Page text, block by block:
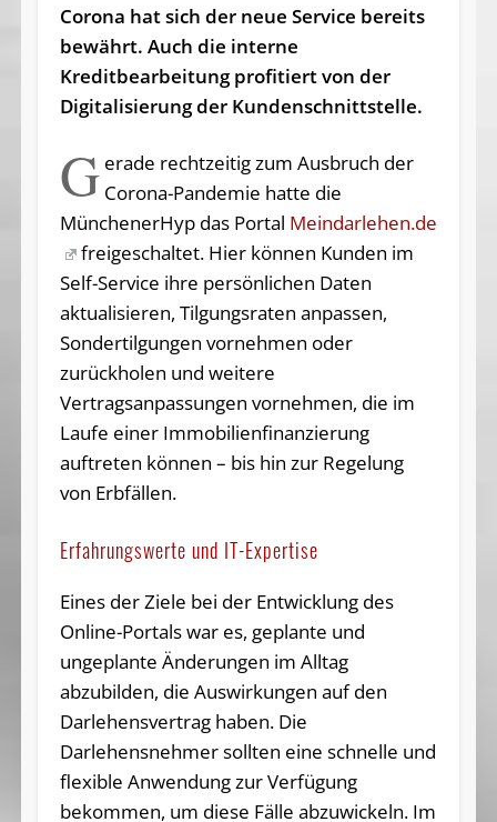
Corona hat sich der neue Service bereits
bewährt. Auch die interne
Kreditbearbeitung profitiert von der
Digitalisierung der Kundenschnittstelle.
G erade rechtzeitig zum Ausbruch der
Corona-Pandemie hatte die
MünchenerHyp das Portal Meindarlehen.de
freigeschaltet. Hier können Kunden im
Self-Service ihre persönlichen Daten
aktualisieren, Tilgungsraten anpassen,
Sondertilgungen vornehmen oder
zurückholen und weitere
Vertragsanpassungen vornehmen, die im
Laufe einer Immobilienfinanzierung
auftreten können – bis hin zur Regelung
von Erbfällen.
Erfahrungswerte und IT-Expertise
Eines der Ziele bei der Entwicklung des
Online-Portals war es, geplante und
ungeplante Änderungen im Alltag
abzubilden, die Auswirkungen auf den
Darlehensvertrag haben. Die
Darlehensnehmer sollten eine schnelle und
flexible Anwendung zur Verfügung
bekommen, um diese Fälle abzuwickeln. Im